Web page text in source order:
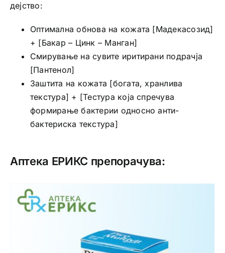
дејство:
Оптимална обнова на кожата [Мадекасозид]
+ [Бакар – Цинк – Манган]
Смирување на сувите иритирани подрачја
[Пантенол]
Заштита на кожата [богата, хранлива
текстура] + [Тестура која спречува
формирање бактерии односно анти-
бактериска текстура]
Аптека ЕРИКС препорачува: